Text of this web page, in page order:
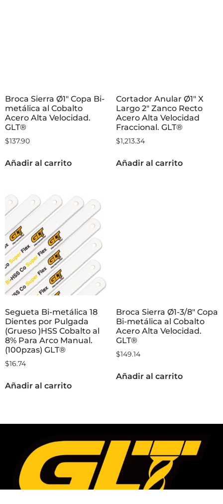
Broca Sierra Ø1″ Copa Bi-
metálica al Cobalto
Acero Alta Velocidad.
GLT®
$137.90
Añadir al carrito
Cortador Anular Ø1″ X
Largo 2″ Zanco Recto
Acero Alta Velocidad
Fraccional. GLT®
$1,213.34
Añadir al carrito
Segueta Bi-metálica 18
Dientes por Pulgada
(Grueso )HSS Cobalto al
8% Para Arco Manual.
(100pzas) GLT®
$16.74
Añadir al carrito
Broca Sierra Ø1-3/8″ Copa
Bi-metálica al Cobalto
Acero Alta Velocidad.
GLT®
$149.14
Añadir al carrito